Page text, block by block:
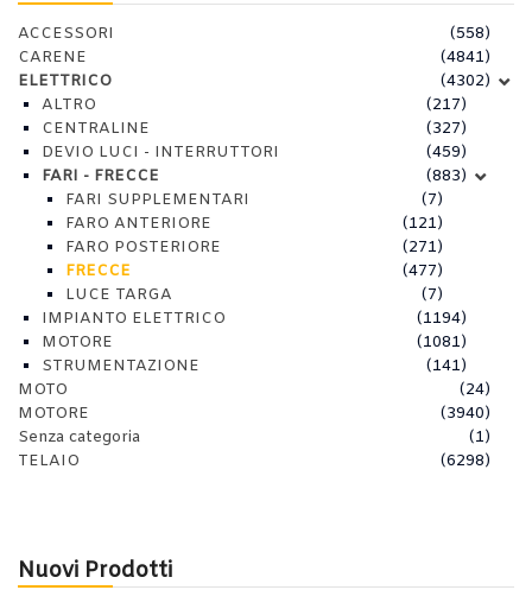
ACCESSORI
(558)
CARENE
(4841)
ELETTRICO
(4302)
ALTRO
(217)
CENTRALINE
(327)
DEVIO LUCI - INTERRUTTORI
(459)
FARI - FRECCE
(883)
FARI SUPPLEMENTARI
(7)
FARO ANTERIORE
(121)
FARO POSTERIORE
(271)
FRECCE
(477)
LUCE TARGA
(7)
IMPIANTO ELETTRICO
(1194)
MOTORE
(1081)
STRUMENTAZIONE
(141)
MOTO
(24)
MOTORE
(3940)
Senza categoria
(1)
TELAIO
(6298)
Nuovi Prodotti